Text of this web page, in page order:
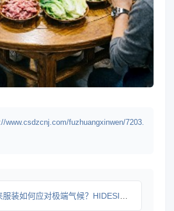
www.csdzcnj.com/fuzhuangxinwen/7203.
装如何应对极端气候？HIDESIGN 2025秋冬系列